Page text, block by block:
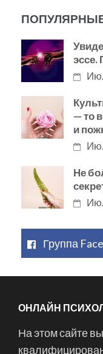
эссе.
— то
и
Не
Группа
ОНЛАЙН
На этом сайте